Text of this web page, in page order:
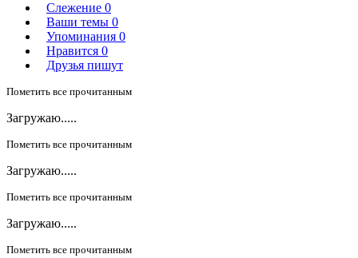
Слежение 0
Ваши темы 0
Упоминания 0
Нравится 0
Друзья пишут
Пометить все прочитанным
Загружаю.....
Пометить все прочитанным
Загружаю.....
Пометить все прочитанным
Загружаю.....
Пометить все прочитанным